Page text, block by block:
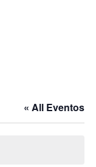
« All Eventos